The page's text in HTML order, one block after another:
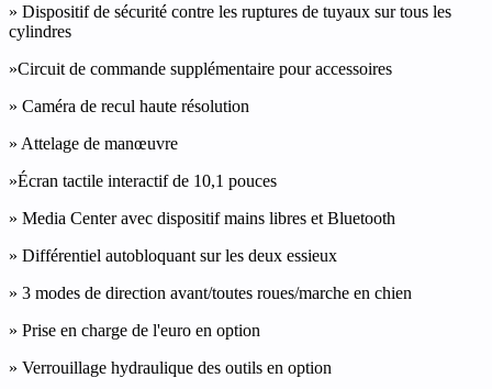
» Dispositif de sécurité contre les ruptures de tuyaux sur tous les
cylindres
»Circuit de commande supplémentaire pour accessoires
» Caméra de recul haute résolution
» Attelage de manœuvre
»Écran tactile interactif de 10,1 pouces
» Media Center avec dispositif mains libres et Bluetooth
» Différentiel autobloquant sur les deux essieux
» 3 modes de direction avant/toutes roues/marche en chien
» Prise en charge de l'euro en option
» Verrouillage hydraulique des outils en option